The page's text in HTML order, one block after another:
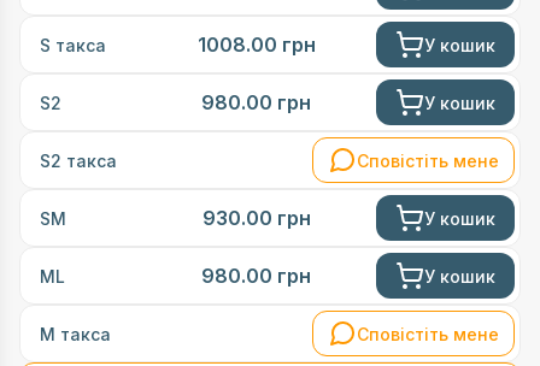
S такса 1008.00 грн У кошик
S2 980.00 грн У кошик
S2 такса Сповістіть мене
SM 930.00 грн У кошик
ML 980.00 грн У кошик
М такса Сповістіть мене